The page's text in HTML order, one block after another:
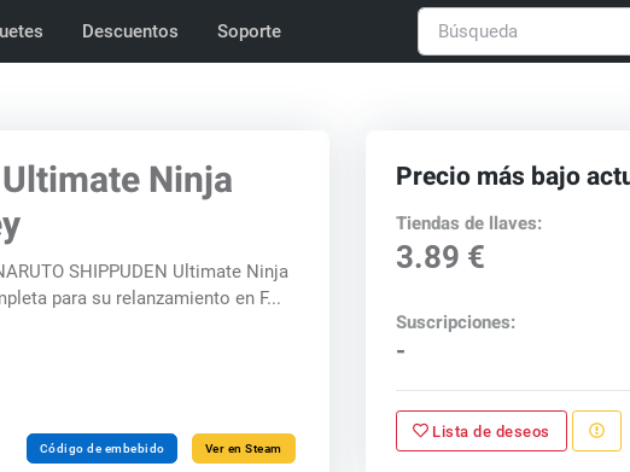
Descuentos Soporte
Ninja
SHIPPUDEN Ultimate Ninja
para su relanzamiento en F...
Código de embebido Ver en Steam
Precio más bajo
Tiendas de llaves:
3.89 €
Suscripciones:
-
Lista de deseos